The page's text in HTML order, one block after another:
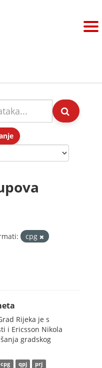
cpg
Rijeka je s
i Ericsson Nikola
gradskog
cpg qpj prj